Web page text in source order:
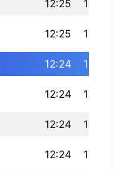
12:25 17:21
12:25 17:20
12:24 17:20
12:24 17:19
12:24 17:18
12:24 17:18